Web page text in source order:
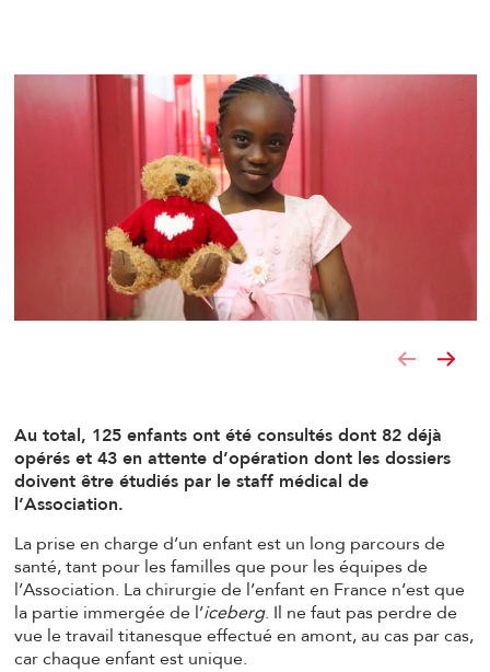
Au total, 125 enfants ont été consultés dont 82 déjà
opérés et 43 en attente d’opération dont les dossiers
doivent être étudiés par le staff médical de
l’Association.
La prise en charge d’un enfant est un long parcours de
santé, tant pour les familles que pour les équipes de
l’Association. La chirurgie de l’enfant en France n’est que
la partie immergée de l’iceberg. Il ne faut pas perdre de
vue le travail titanesque effectué en amont, au cas par cas,
car chaque enfant est unique.